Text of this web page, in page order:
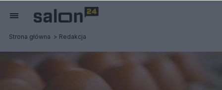
Strona główna Redakcja